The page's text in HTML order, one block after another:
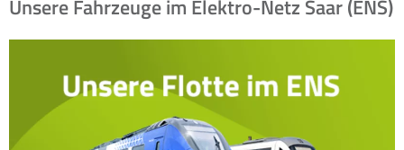
Unsere Fahrzeuge im Elektro-Netz Saar (ENS)